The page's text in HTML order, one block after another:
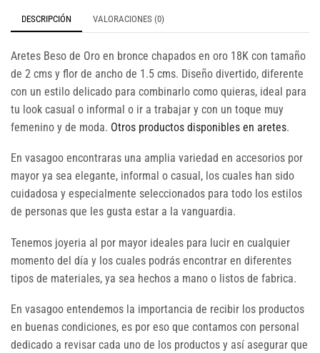
DESCRIPCIÓN VALORACIONES (0)
Aretes Beso de Oro en bronce chapados en oro 18K con tamaño
de 2 cms y flor de ancho de 1.5 cms. Diseño divertido, diferente
con un estilo delicado para combinarlo como quieras, ideal para
tu look casual o informal o ir a trabajar y con un toque muy
femenino y de moda. Otros productos disponibles en aretes.
En vasagoo encontraras una amplia variedad en accesorios por
mayor ya sea elegante, informal o casual, los cuales han sido
cuidadosa y especialmente seleccionados para todo los estilos
de personas que les gusta estar a la vanguardia.
Tenemos joyeria al por mayor ideales para lucir en cualquier
momento del día y los cuales podrás encontrar en diferentes
tipos de materiales, ya sea hechos a mano o listos de fabrica.
En vasagoo entendemos la importancia de recibir los productos
en buenas condiciones, es por eso que contamos con personal
dedicado a revisar cada uno de los productos y así asegurar que